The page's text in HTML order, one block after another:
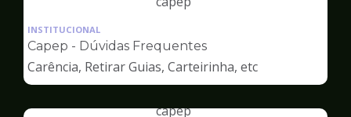
Ilustração
pagina
de
Capep
INSTITUCIONAL
Capep - Dúvidas Frequentes
Carência, Retirar Guias, Carteirinha, etc